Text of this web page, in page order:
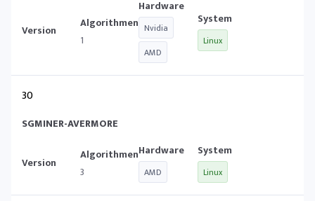
1
Nvidia
AMD
Linux
30
SGMINER-AVERMORE
3 AMD Linux